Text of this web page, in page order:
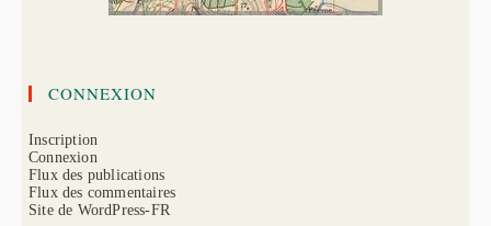
CONNEXION
Inscription
Connexion
Flux des publications
Flux des commentaires
Site de WordPress-FR